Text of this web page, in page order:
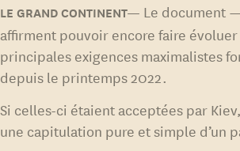
Le document
affirment pouvoir encore faire
principales exigences maximalistes
depuis le printemps 2022.
Si celles-ci étaient acceptées par
une capitulation pure et simple d’un